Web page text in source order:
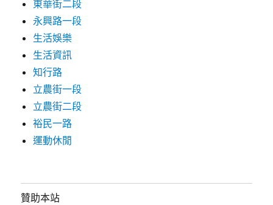
東華街二段
永興路一段
生活娛樂
生活資訊
知行路
立農街一段
立農街二段
裕民一路
運動休閒
贊助本站